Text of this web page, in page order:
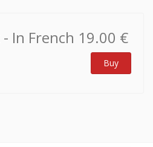
- In French 19.00 €
Buy